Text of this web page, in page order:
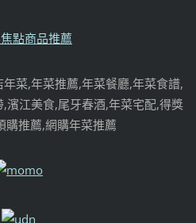
菜,年菜推薦,年菜餐廳,年菜食譜,
濱江美食,尾牙春酒,年菜宅配,得獎
購推薦,網購年菜推薦